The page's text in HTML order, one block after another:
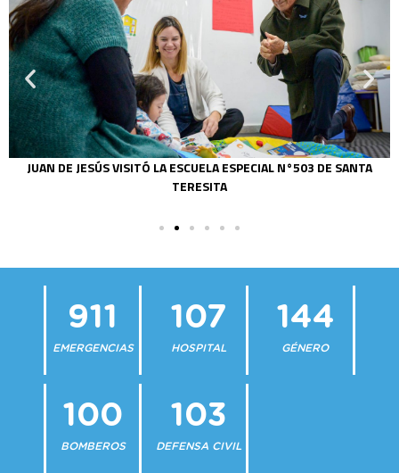
JUAN DE JESÚS VISITÓ LA ESCUELA ESPECIAL N°503 DE SANTA
TERESITA
911
EMERGENCIAS
107
HOSPITAL
144
GÉNERO
100
BOMBEROS
103
DEFENSA CIVIL